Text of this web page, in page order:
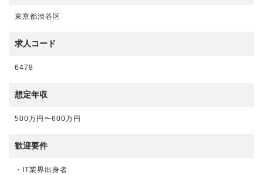
東京都渋谷区
求人コード
6478
想定年収
500万円〜600万円
歓迎要件
・IT業界出身者